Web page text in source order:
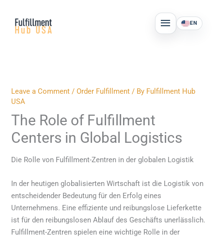
content
MAIN
MENU
EN
Leave a Comment /Order Fulfillment / By Fulfillment Hub
USA
The Role of Fulfillment
Centers in Global Logistics
Die Rolle von Fulfillment-Zentren in der globalen Logistik
In der heutigen globalisierten Wirtschaft ist die Logistik von
entscheidender Bedeutung für den Erfolg eines
Unternehmens. Eine effiziente und reibungslose Lieferkette
ist für den reibungslosen Ablauf des Geschäfts unerlässlich.
Fulfillment-Zentren spielen eine wichtige Rolle in der